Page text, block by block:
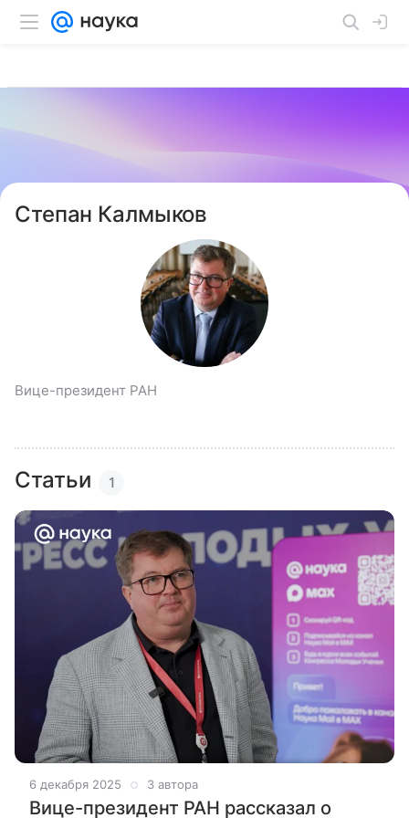
Степан Калмыков
Вице-президент РАН
Статьи 1
6 декабря 2025 3 автора
Вице-президент РАН рассказал о